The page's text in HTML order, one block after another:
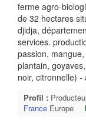
ferme agro-
de 32 hectares
djidja,
services.
passion,
plantain,
noir, citronnelle) -
Profil :
France Europe